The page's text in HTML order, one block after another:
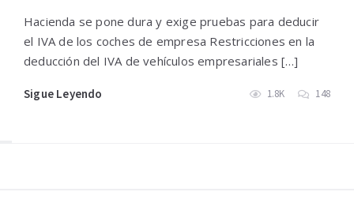
Hacienda se pone dura y exige pruebas para deducir
el IVA de los coches de empresa Restricciones en la
deducción del IVA de vehículos empresariales […]
Sigue Leyendo 1.8K 148